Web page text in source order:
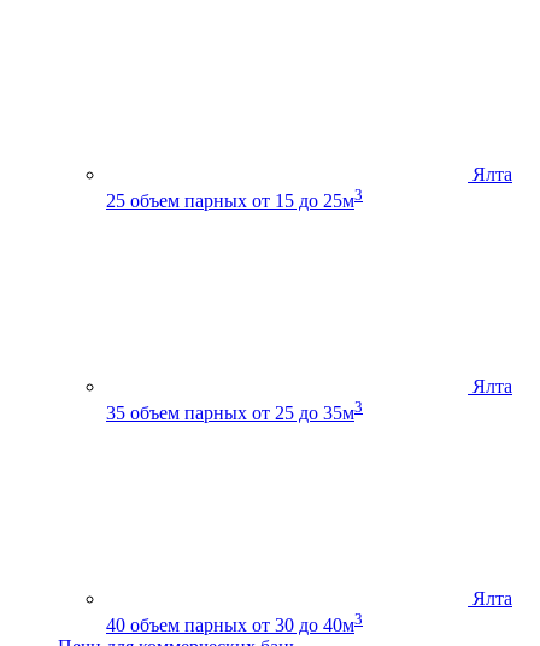
Ялта
25 объем парных от 15 до 25м3
Ялта
35 объем парных от 25 до 35м3
Ялта
40 объем парных от 30 до 40м3